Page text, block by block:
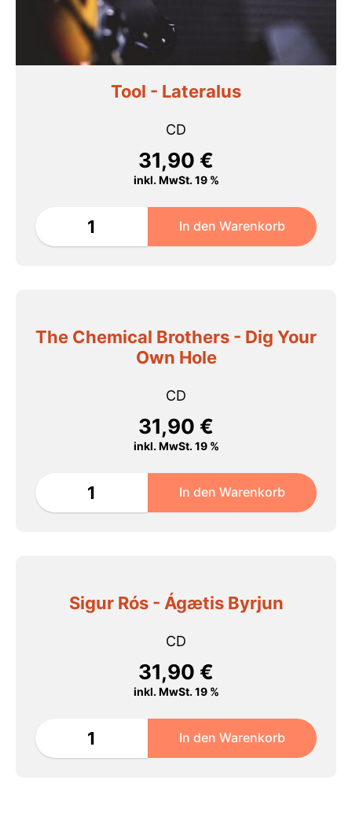
Tool - Lateralus
CD
31,90 €
inkl. MwSt. 19 %
The Chemical Brothers - Dig Your
Own Hole
CD
31,90 €
inkl. MwSt. 19 %
Sigur Rós - Ágætis Byrjun
CD
31,90 €
inkl. MwSt. 19 %